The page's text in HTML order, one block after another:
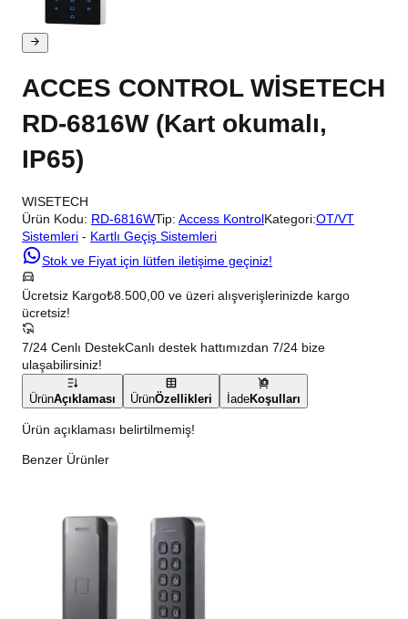
ACCES CONTROL WİSETECH
RD-6816W (Kart okumalı,
IP65)
WISETECH
Ürün Kodu: RD-6816WTip: Access KontrolKategori:OT/VT
Sistemleri - Kartlı Geçiş Sistemleri
Stok ve Fiyat için lütfen iletişime geçiniz!
Ücretsiz Kargo₺8.500,00 ve üzeri alışverişlerinizde kargo
ücretsiz!
7/24 Cenlı DestekCanlı destek hattımızdan 7/24 bize
ulaşabilirsiniz!
ÜrünAçıklaması ÜrünÖzellikleri İadeKoşulları
Ürün açıklaması belirtilmemiş!
Benzer Ürünler